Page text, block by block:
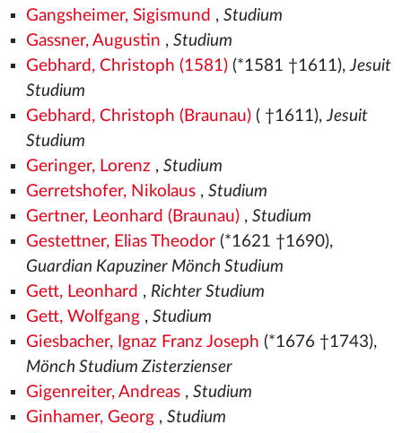
Gangsheimer, Sigismund , Studium
Gassner, Augustin , Studium
Gebhard, Christoph (1581)(*1581 †1611),Jesuit
Studium
Gebhard, Christoph (Braunau)( †1611),Jesuit
Studium
Geringer, Lorenz , Studium
Gerretshofer, Nikolaus, Studium
Gertner, Leonhard (Braunau), Studium
Gestettner, Elias Theodor(*1621 †1690),
Guardian Kapuziner Mönch Studium
Gett, Leonhard , Richter Studium
Gett, Wolfgang, Studium
Giesbacher, Ignaz Franz Joseph (*1676 †1743),
Mönch Studium Zisterzienser
Gigenreiter, Andreas, Studium
Ginhamer, Georg, Studium